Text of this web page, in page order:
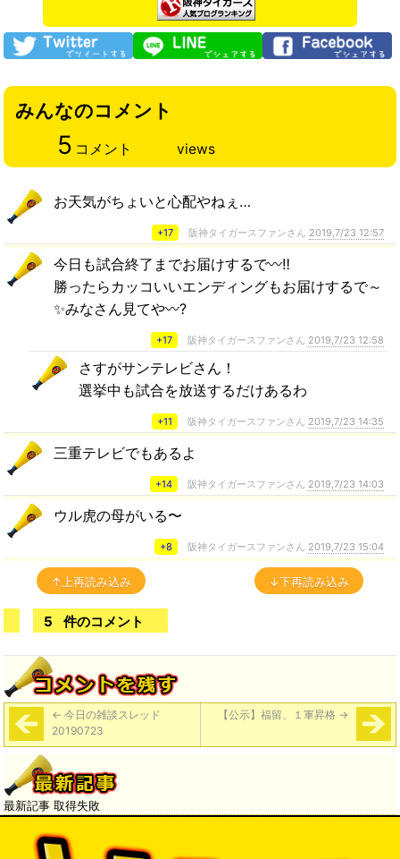
みんなのコメント
5 コメント views
お天気がちょいと心配やねぇ…
+17 阪神タイガースファンさん 2019,7/23 12:57
今日も試合終了までお届けするで〰️‼️
勝ったらカッコいいエンディングもお届けするで～
✨みなさん見てや〰️?
+17 阪神タイガースファンさん 2019,7/23 12:58
さすがサンテレビさん！
選挙中も試合を放送するだけあるわ
+11 阪神タイガースファンさん 2019,7/23 14:35
三重テレビでもあるよ
+14 阪神タイガースファンさん 2019,7/23 14:03
ウル虎の母がいる〜
+8 阪神タイガースファンさん 2019,7/23 15:04
↑上再読み込み ↓下再読み込み
5 件のコメント
← 今日の雑談スレッド
20190723
【公示】福留、１軍昇格 →
最新記事 取得失敗